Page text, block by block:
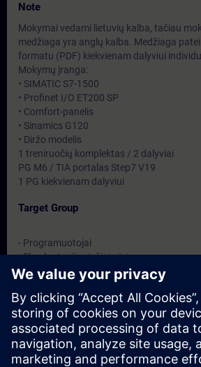
Note
Mokymai vedami lietuvių kalba, tačiau
medžiaga yra anglų kalba. Medžiaga
formatu (PDF) kiekvienam dalyviui
Mokymų įranga:
• SIMATIC S7-1500
• Profinet I/O ET200 SP
• Comfort-panelis
• Sinamics G120
• Diržo modelis
1 treniruočių komplektas / 2 dalyviai
PG M6 / TIA portalas Step7 V19
1 PG kiekvienam dalyviui
Target Group
- Programuotojai
- Eksploatacijos inžinieriai
- Inžinerinis personalas
Dates And Registration
Currently, no events available